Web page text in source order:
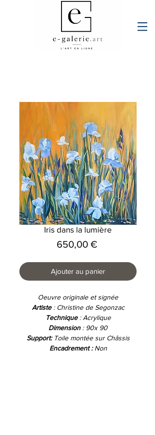
Iris dans la lumière
650,00 €Prix
Ajouter au panier
Oeuvre originale et signée
Artiste : Christine de Segonzac
Technique: Acrylique
Dimension: 90x 90
Support: Toile montée sur Châssis
Encadrement :Non